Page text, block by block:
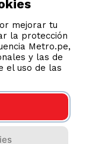
mejorar tu
la protección
Metro.pe,
y las de
el uso de las